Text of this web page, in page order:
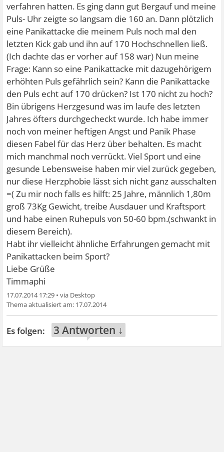
verfahren hatten. Es ging dann gut Bergauf und meine
Puls- Uhr zeigte so langsam die 160 an. Dann plötzlich
eine Panikattacke die meinem Puls noch mal den
letzten Kick gab und ihn auf 170 Hochschnellen ließ.
(Ich dachte das er vorher auf 158 war) Nun meine
Frage: Kann so eine Panikattacke mit dazugehörigem
erhöhten Puls gefährlich sein? Kann die Panikattacke
den Puls echt auf 170 drücken? Ist 170 nicht zu hoch?
Bin übrigens Herzgesund was im laufe des letzten
Jahres öfters durchgecheckt wurde. Ich habe immer
noch von meiner heftigen Angst und Panik Phase
diesen Fabel für das Herz über behalten. Es macht
mich manchmal noch verrückt. Viel Sport und eine
gesunde Lebensweise haben mir viel zurück gegeben,
nur diese Herzphobie lässt sich nicht ganz ausschalten
=( Zu mir noch falls es hilft: 25 Jahre, männlich 1,80m
groß 73Kg Gewicht, treibe Ausdauer und Kraftsport
und habe einen Ruhepuls von 50-60 bpm.(schwankt in
diesem Bereich).
Habt ihr vielleicht ähnliche Erfahrungen gemacht mit
Panikattacken beim Sport?
Liebe Grüße
Timmaphi
17.07.2014 17:29 •
17.07.2014
3 Antworten ↓